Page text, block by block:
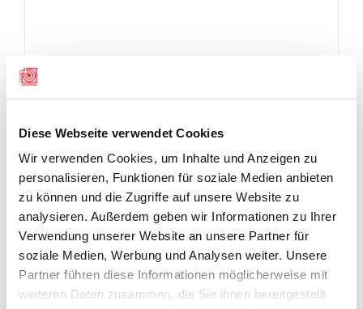
Diese Webseite verwendet Cookies
Wir verwenden Cookies, um Inhalte und Anzeigen zu
personalisieren, Funktionen für soziale Medien anbieten
zu können und die Zugriffe auf unsere Website zu
analysieren. Außerdem geben wir Informationen zu Ihrer
Verwendung unserer Website an unsere Partner für
soziale Medien, Werbung und Analysen weiter. Unsere
Partner führen diese Informationen möglicherweise mit
weiteren Daten zusammen, die Sie ihnen bereitgestellt